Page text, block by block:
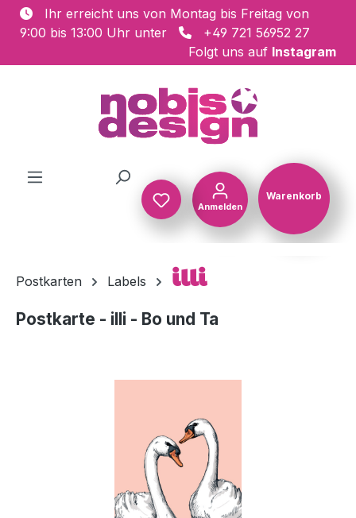
Zum Hauptinhalt springen
Ihr erreicht uns von Montag bis Freitag von
9:00 bis 13:00 Uhr unter
+49 721 56952 27
Folgt uns auf Instagram
Anmelden
Warenkorb
Postkarten Labels illi
Postkarte - illi - Bo und Ta